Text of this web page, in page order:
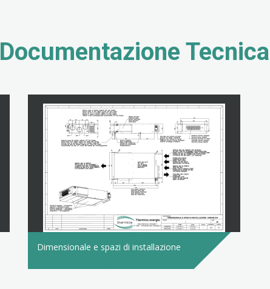
Documentazione Tecnica
Dimensionale e spazi di installazione